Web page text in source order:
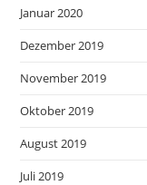
Januar 2020
Dezember 2019
November 2019
Oktober 2019
August 2019
Juli 2019